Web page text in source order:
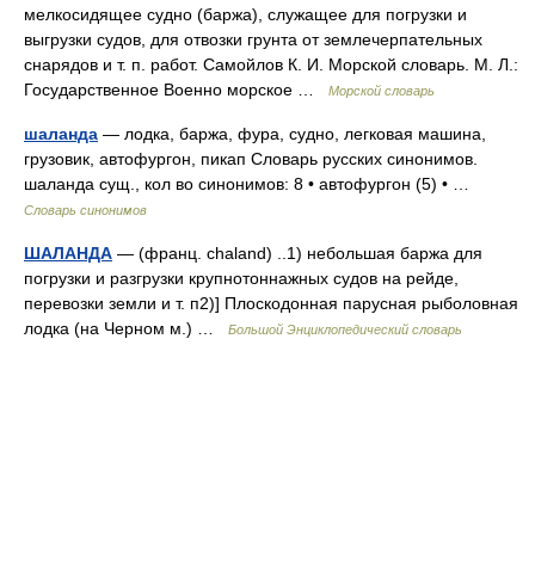
мелкосидящее судно (баржа), служащее для погрузки и
выгрузки судов, для отвозки грунта от землечерпательных
снарядов и т. п. работ. Самойлов К. И. Морской словарь. М. Л.:
Государственное Военно морское …
Морской словарь
шаланда — лодка, баржа, фура, судно, легковая машина,
грузовик, автофургон, пикап Словарь русских синонимов.
шаланда сущ., кол во синонимов: 8 • автофургон (5) • …
Словарь синонимов
ШАЛАНДА — (франц. chaland) ..1) небольшая баржа для
погрузки и разгрузки крупнотоннажных судов на рейде,
перевозки земли и т. п2)] Плоскодонная парусная рыболовная
лодка (на Черном м.) …
Большой Энциклопедический словарь